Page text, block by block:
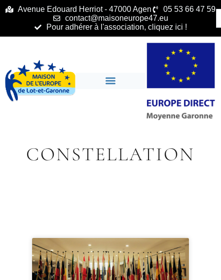
principalAvenue Edouard Herriot - 47000 Agen
05 53 66 47 59
contact@maisoneurope47.eu
Pour adhérer à l'association, cliquez ici !
CONSTELLATION